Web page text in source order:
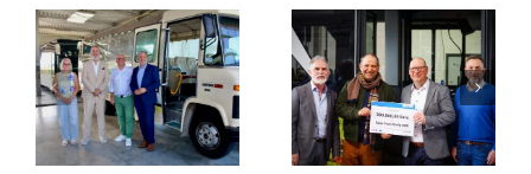
Minister
übergibt
Fördermittelbescheid
Das
Deutschland-
Ticket